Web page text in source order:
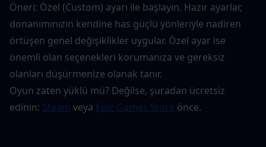
Öneri: Özel (Custom) ayarı ile başlayın. Hazır ayarlar,
donanımınızın kendine has güçlü yönleriyle nadiren
örtüşen genel değişiklikler uygular. Özel ayar ise
önemli olan seçenekleri korumanıza ve gereksiz
olanları düşürmenize olanak tanır.
Oyun zaten yüklü mü? Değilse, şuradan ücretsiz
edinin: Steam veya Epic Games Store önce.